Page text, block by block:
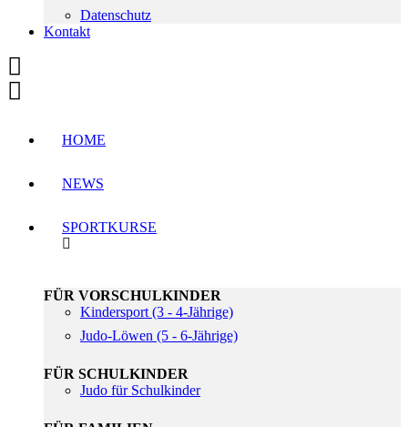
Datenschutz
Kontakt
HOME
NEWS
SPORTKURSE
FÜR VORSCHULKINDER
Kindersport (3 - 4-Jährige)
Judo-Löwen (5 - 6-Jährige)
FÜR SCHULKINDER
Judo für Schulkinder